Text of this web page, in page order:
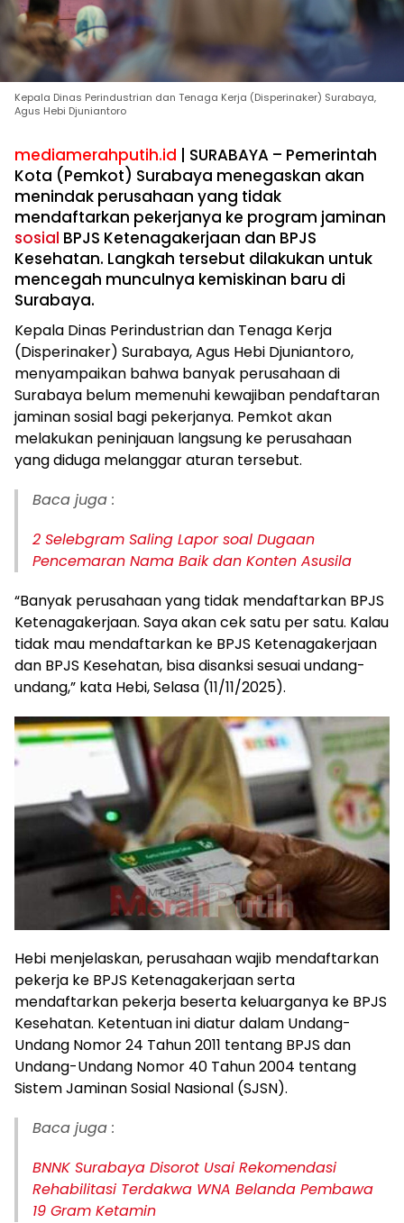
Kepala Dinas Perindustrian dan Tenaga Kerja (Disperinaker) Surabaya,
Agus Hebi Djuniantoro
mediamerahputih.id | SURABAYA – Pemerintah
Kota (Pemkot) Surabaya menegaskan akan
menindak perusahaan yang tidak
mendaftarkan pekerjanya ke program jaminan
sosial BPJS Ketenagakerjaan dan BPJS
Kesehatan. Langkah tersebut dilakukan untuk
mencegah munculnya kemiskinan baru di
Surabaya.
Kepala Dinas Perindustrian dan Tenaga Kerja
(Disperinaker) Surabaya, Agus Hebi Djuniantoro,
menyampaikan bahwa banyak perusahaan di
Surabaya belum memenuhi kewajiban pendaftaran
jaminan sosial bagi pekerjanya. Pemkot akan
melakukan peninjauan langsung ke perusahaan
yang diduga melanggar aturan tersebut.
Baca juga :
2 Selebgram Saling Lapor soal Dugaan
Pencemaran Nama Baik dan Konten Asusila
“Banyak perusahaan yang tidak mendaftarkan BPJS
Ketenagakerjaan. Saya akan cek satu per satu. Kalau
tidak mau mendaftarkan ke BPJS Ketenagakerjaan
dan BPJS Kesehatan, bisa disanksi sesuai undang-
undang,” kata Hebi, Selasa (11/11/2025).
Hebi menjelaskan, perusahaan wajib mendaftarkan
pekerja ke BPJS Ketenagakerjaan serta
mendaftarkan pekerja beserta keluarganya ke BPJS
Kesehatan. Ketentuan ini diatur dalam Undang-
Undang Nomor 24 Tahun 2011 tentang BPJS dan
Undang-Undang Nomor 40 Tahun 2004 tentang
Sistem Jaminan Sosial Nasional (SJSN).
Baca juga :
BNNK Surabaya Disorot Usai Rekomendasi
Rehabilitasi Terdakwa WNA Belanda Pembawa
19 Gram Ketamin